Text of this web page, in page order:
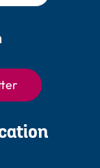
Guides Paris
- Chiens Guides
- Chiens
Paris